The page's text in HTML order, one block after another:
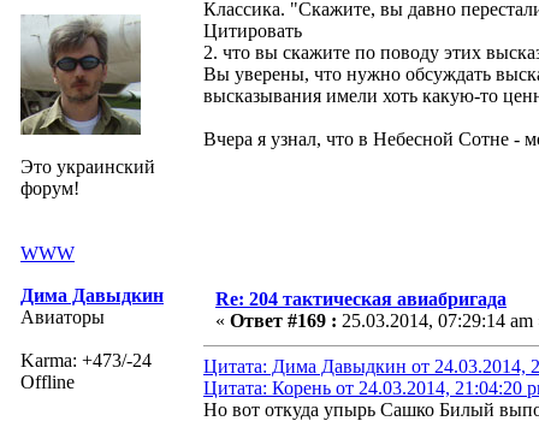
Это украинский
форум!
WWW
Классика. "Скажите, вы давно
Цитировать
2. что вы скажите по поводу этих
Вы уверены, что нужно обсуждать
высказывания имели хоть какую-то
Вчера я узнал, что в Небесной Сотне -
Дима Давыдкин
Авиаторы
Karma: +473/-24
Offline
Re: 204 тактическая авиабригада
« Ответ #169 : 25.03.2014, 07:29:14 am
Цитата: Дима Давыдкин от 24.03.2014,
Цитата: Корень от 24.03.2014, 21:04:20
Но вот откуда упырь Сашко Билый